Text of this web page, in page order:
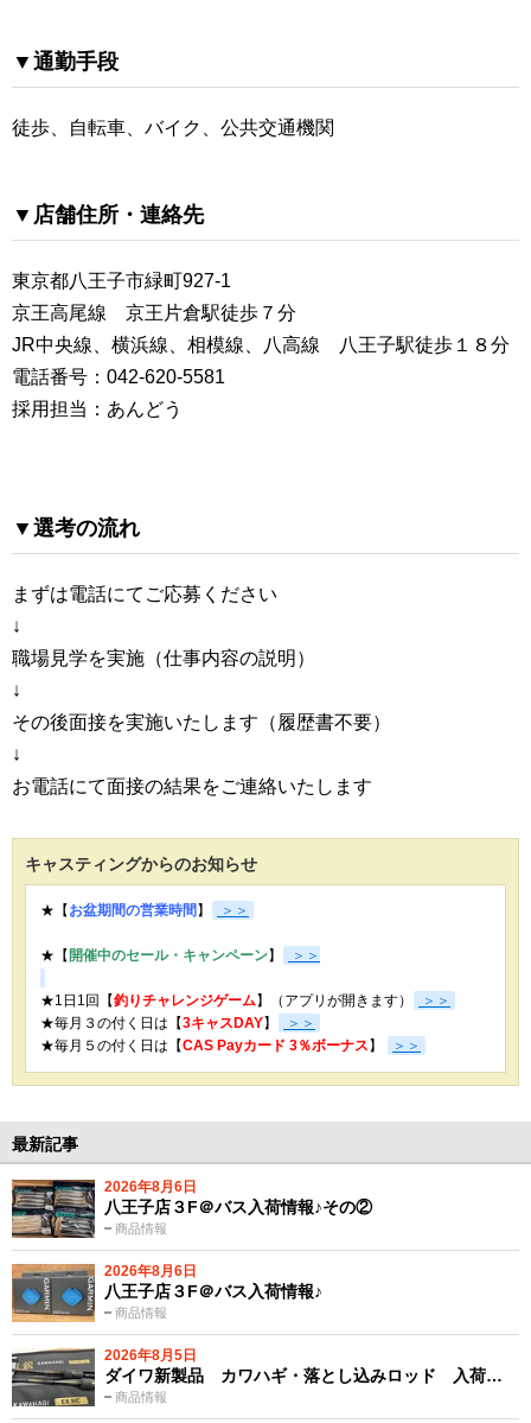
▼通勤手段
徒歩、自転車、バイク、公共交通機関
▼店舗住所・連絡先
東京都八王子市緑町927-1
京王高尾線 京王片倉駅徒歩７分
JR中央線、横浜線、相模線、八高線 八王子駅徒歩１８分
電話番号：042-620-5581
採用担当：あんどう
▼選考の流れ
まずは電話にてご応募ください
↓
職場見学を実施（仕事内容の説明）
↓
その後面接を実施いたします（履歴書不要）
↓
お電話にて面接の結果をご連絡いたします
キャスティングからのお知らせ
★【 お盆期間の営業時間 】 ＞＞
★【 開催中のセール・キャンペーン】 ＞＞
★1日1回【釣りチャレンジゲーム】（アプリが開きます）
＞＞
★毎月３の付く日は【3キャスDAY】
＞＞
★毎月５の付く日は【CAS Payカード 3％ボーナス 】 ＞＞
最新記事
2026年8月6日
商品情報
八王子店３F＠バス入荷情報♪その②
2026年8月6日
商品情報
八王子店３F＠バス入荷情報♪
2026年8月5日
商品情報
ダイワ新製品 カワハギ・落とし込みロッド 入荷…